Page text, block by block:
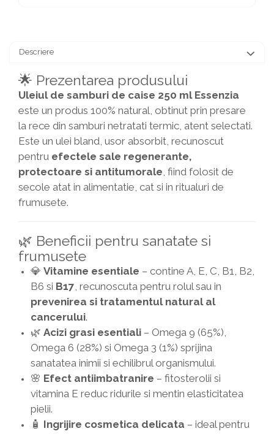
Descriere
🌟 Prezentarea produsului
Uleiul de samburi de caise 250 ml Essenzia
este un produs 100% natural, obtinut prin presare
la rece din samburi netratati termic, atent selectati.
Este un ulei bland, usor absorbit, recunoscut
pentru efectele sale regenerante,
protectoare si antitumorale, fiind folosit de
secole atat in alimentatie, cat si in ritualuri de
frumusete.
🌿 Beneficii pentru sanatate si
frumusete
💎 Vitamine esentiale – contine A, E, C, B1, B2,
B6 si B17, recunoscuta pentru rolul sau in
prevenirea si tratamentul natural al
cancerului.
🌿 Acizi grasi esentiali – Omega 9 (65%),
Omega 6 (28%) si Omega 3 (1%) sprijina
sanatatea inimii si echilibrul organismului.
🌸 Efect antiimbatranire – fitosterolii si
vitamina E reduc ridurile si mentin elasticitatea
pielii.
🧴 Ingrijire cosmetica delicata – ideal pentru